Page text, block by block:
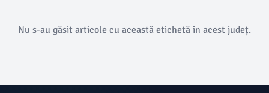
Nu s-au găsit articole cu această etichetă în acest județ.